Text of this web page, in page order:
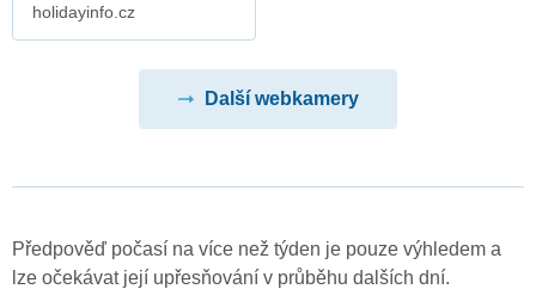
holidayinfo.cz
Další webkamery
Předpověď počasí na více než týden je pouze výhledem a
lze očekávat její upřesňování v průběhu dalších dní.